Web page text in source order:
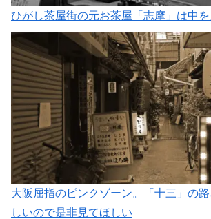
ひがし茶屋街の元お茶屋「志摩」は中
大阪屈指のピンクゾーン。「十三」の
しいので是非見てほしい